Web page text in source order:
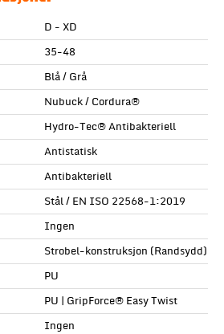
D - XD
35-48
Blå / Grå
Nubuck / Cordura®
Hydro-Tec® Antibakteriell
Antistatisk
Antibakteriell
Stål / EN ISO 22568-1:2019
Ingen
Strobel-konstruksjon (Randsydd)
PU
PU | GripForce® Easy Twist
Ingen